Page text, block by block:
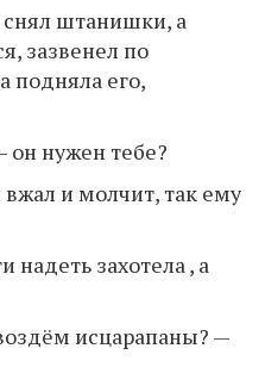
штанишки, а
зазвенел по
подняла его,
он нужен тебе?
и молчит, так ему
надеть захотела , а
исцарапаны? —